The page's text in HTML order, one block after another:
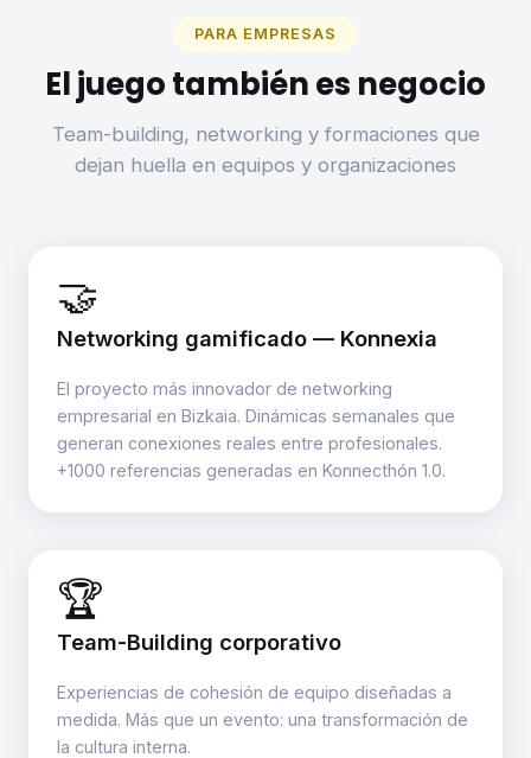
PARA EMPRESAS
El juego también es negocio
Team-building, networking y formaciones que
dejan huella en equipos y organizaciones
🤝
Networking gamificado — Konnexia
El proyecto más innovador de networking
empresarial en Bizkaia. Dinámicas semanales que
generan conexiones reales entre profesionales.
+1000 referencias generadas en Konnecthón 1.0.
🏆
Team-Building corporativo
Experiencias de cohesión de equipo diseñadas a
medida. Más que un evento: una transformación de
la cultura interna.